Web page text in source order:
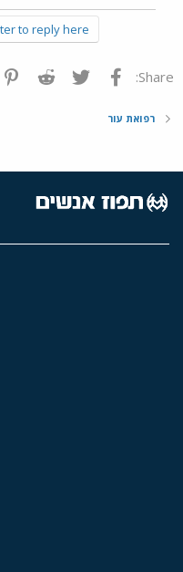
to reply here.
Share: פייסבוק Twitter
Reddit
רפואת עור